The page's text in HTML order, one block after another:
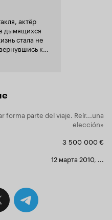
дымящихся
стала не
вербуя в
от
–
forma parte del viaje. Reír...una
elección»
3 500 000 €
12 марта 2010,